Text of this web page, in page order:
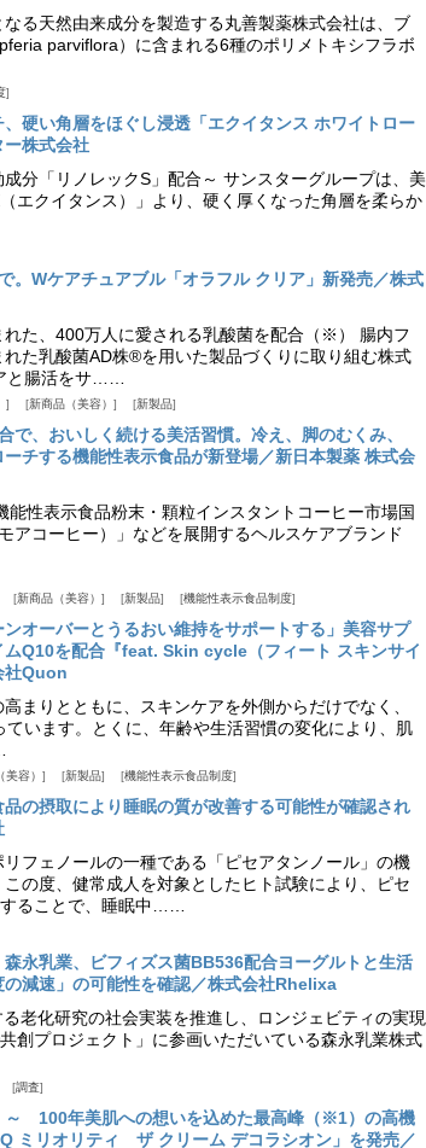
る天然由来成分を製造する丸善製薬株式会社は、ブ
parviflora）に含まれる6種のポリメトキシフラボ
、硬い角層をほぐし浸透「エクイタンス ホワイトロー
ー株式会社
成分「リノレックS」配合～ サンスターグループは、美
エクイタンス）」より、硬く厚くなった角層を柔らか
。Wケアチュアブル「オラフル クリア」新発売／株式
れた、400万人に愛される乳酸菌を配合（※） 腸内フ
た乳酸菌AD株®を用いた製品づくりに取り組む株式
と腸活をサ……
新商品（美容） 新製品
で、おいしく続ける美活習慣。冷え、脚のむくみ、
チする機能性表示食品が新登場／新日本製薬 株式会
能性表示食品粉末・顆粒インスタントコーヒー市場国
コーヒー）」などを展開するヘルスケアブランド
新商品（美容） 新製品 機能性表示食品制度
オーバーとうるおい維持をサポートする」美容サプ
ムQ10を配合『feat. Skin cycle（フィート スキンサイ
社Quon
まりとともに、スキンケアを外側からだけでなく、
います。とくに、年齢や生活習慣の変化により、肌
容） 新製品 機能性表示食品制度
の摂取により睡眠の質が改善する可能性が確認され
フェノールの一種である「ピセアタンノール」の機
の度、健常成人を対象としたヒト試験により、ピセ
ることで、睡眠中……
森永乳業、ビフィズス菌BB536配合ヨーグルトと生活
減速」の可能性を確認／株式会社Rhelixa
老化研究の社会実装を推進し、ロンジェビティの実現
創プロジェクト」に参画いただいている森永乳業株式
調査
～ 100年美肌への想いを込めた最高峰（※1）の高機
ミリオリティ ザ クリーム デコラシオン」を発売／